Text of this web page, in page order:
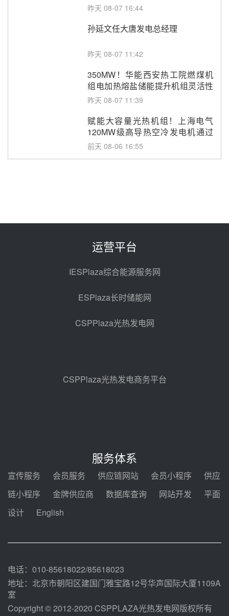
昨天 08-07 16:44
孙延文任大唐发电总经理
昨天 08-07 11:42
350MW！华能西安热工院燃煤机
组电加热熔盐储能提升机组灵活性
改造项目初步设计第三方评审服务
昨天 08-07 11:39
赋能大容量光热机组！上海电气
120MW级高导热空冷发电机通过
型式试验
前天 08-06 16:55
100MW光工程性能试验采购
光热示范电站二列蒸汽发生器设备
亚核阀业中标天山北麓100MW光
热发电工程EPC总承包项目熔盐截
止阀、熔盐三偏心蝶阀采购
08-05 17:15
包项目熔盐介质超声波流量计采购
08-05 17:09
电机组灵活性改造项目三元液态盐
采购合同
迪尔化工预中标华能西安热工院
2026-2029年熔盐介质框架协议
100MW光热项目机组调试及性能
运营平台
IESPlaza综合能源服务网
ESPlaza长时储能网
CSPPlaza光热发电网
CSPPlaza光热发电商务平台
服务体系
宣传服务 会员服务 供应链网站 会员小程序
供应
链小程序
金牌供应商 数据库查询 网站开发
平面
设计
English
电话：010-85618022/85618023
地址：北京市朝阳区建国门雅宝路12号华声国际大厦1109A
室
Copyright © 2012-2020 CSPPLAZA光热发电网版权所有